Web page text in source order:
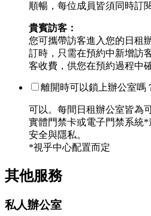
順暢，每位成員皆須同時訂
貴賓訪客：
您可攜帶訪客進入您的日租
訂時，只需在預約中新增訪
客收費，供您在預約過程中確
離開時可以鎖上辦公室嗎
可以。每間日租辦公室皆為
實體門禁卡或電子門禁系統
安全與隱私。
*視乎中心配置而定
其他服務
私人辦公室